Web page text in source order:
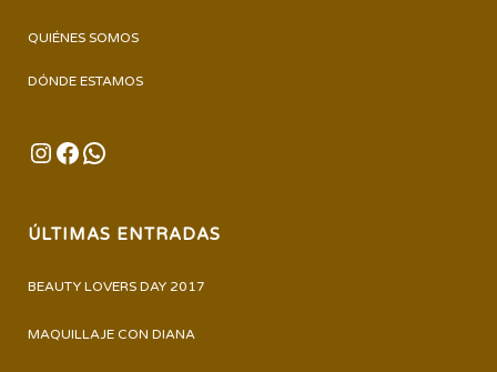
QUIÉNES SOMOS
DÓNDE ESTAMOS
INSTAGRAM
FACEBOOK
WHATSAPP
ÚLTIMAS ENTRADAS
BEAUTY LOVERS DAY 2017
MAQUILLAJE CON DIANA